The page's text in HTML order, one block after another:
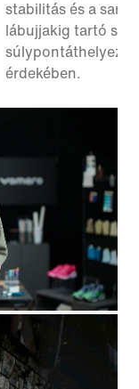
stabilitás és a
lábujjakig tartó
súlypontáthelyezés
érdekében.